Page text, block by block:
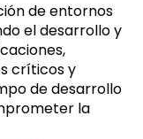
de entornos
el desarrollo y
críticos y
de desarrollo
la